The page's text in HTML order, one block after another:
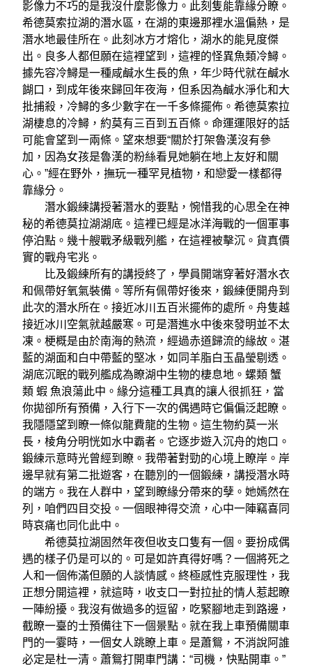
影像力不巧的是我沒什麼影像力。此刻隻能靠緣分瞭。
希德莫索拉湖的潛水區，在湖的東邊那裡水溫偏熱，是
潛水地最佳所在。此刻冰方才熔化，湖水的能見度傑
出。良多人都但願在這裡望到，這裡的怪異魚類冷鱘。
據先容冷鱘是一種咸鹹水生長的魚，年少時代就在鹹水
餬口，到成年後來歸回年夜海，但系因為鹹水淨化和大
批捕殺，冷鱘的多少數字在一千多條擺佈。希德莫索拉
湖棲息的冷鱘，約莫有三百到五百條。命運運限好的話
可能會望到一兩條。望來想要“關於打架魯漢沒有參
加，因為女孩是魯漢的粉絲看見她躺在地上友好和關
心。”經在野外，撫玩一種罕見植物，和戀愛一樣都得
靠緣分。
潛水鍛練講授著潛水的要點，惋惜我的心思全在神
秘的希德莫拉湖湖底。這裡已經是冰洋海戰的一個軍事
停泊點。幾十艘戰矛級戰列艦，在這裡被擊沉。貨真價
實的戰舟宅兆。
比及鍛練所有的講授終了，學員開端穿著好潛水衣
和佩帶好氧氣裝備。等所有佩帶好後來，鍛練便開舟到
此次的潛水所在。接近冰川五百米擺佈的處所。舟隻越
接近冰川空氣就越嚴寒。可是潛進水中後來發明並不太
凍。梗概是由於南海的熱流，經過赤道歸流的緣故。湛
藍的湖面和白中帶藍的堅冰，如同羊脂白玉晶瑩剔透。
湖底沉眠的戰列艦成為瞭湖中生物的棲息地。螺類 蟹
類 蝦 魚浪蕩此中。緣分這種工具真的讓人很抓狂，當
你拋卻所有預備，入行下一次的偶遇時它偏偏泛起瞭。
我隱隱望到瞭一條似龍費龍的生物。這生物約莫一米
長，棱角分明恍如水中霸者。它逐步遊入沉舟的炮口。
鍛練示意時光曾經到瞭。我帶著對勁的心境上瞭岸。岸
邊早就有第二批遊客，在聽別的一個鍛練，講授潛水時
的端方。我在人群中，望到瞭緣分帶來的孽。她嫣然在
列，咱們四目交投。一個眼神得交流，心中一陣竊喜同
時哀痛也同化此中。
希德莫拉湖固然年夜但收支口隻有一個。要扮成偶
遇的樣子仍是可以的。可是如許真得好嗎？一個將死之
人和一個佈滿但願的人談情感。終極感性克服理性，我
正想分開這裡，就這時，收支口一對拉扯的情人惹起瞭
一陣紛擾。我沒有做過多的逗留，吃緊腳地走到路邊，
截瞭一臺的士預備往下一個景點。就在我上車預備關車
門的一霎時，一個女人跳瞭上車。是蕭鴛，不消說阿誰
必定是杜一清。蕭鴛打開車門講：“司機，快點開車。”